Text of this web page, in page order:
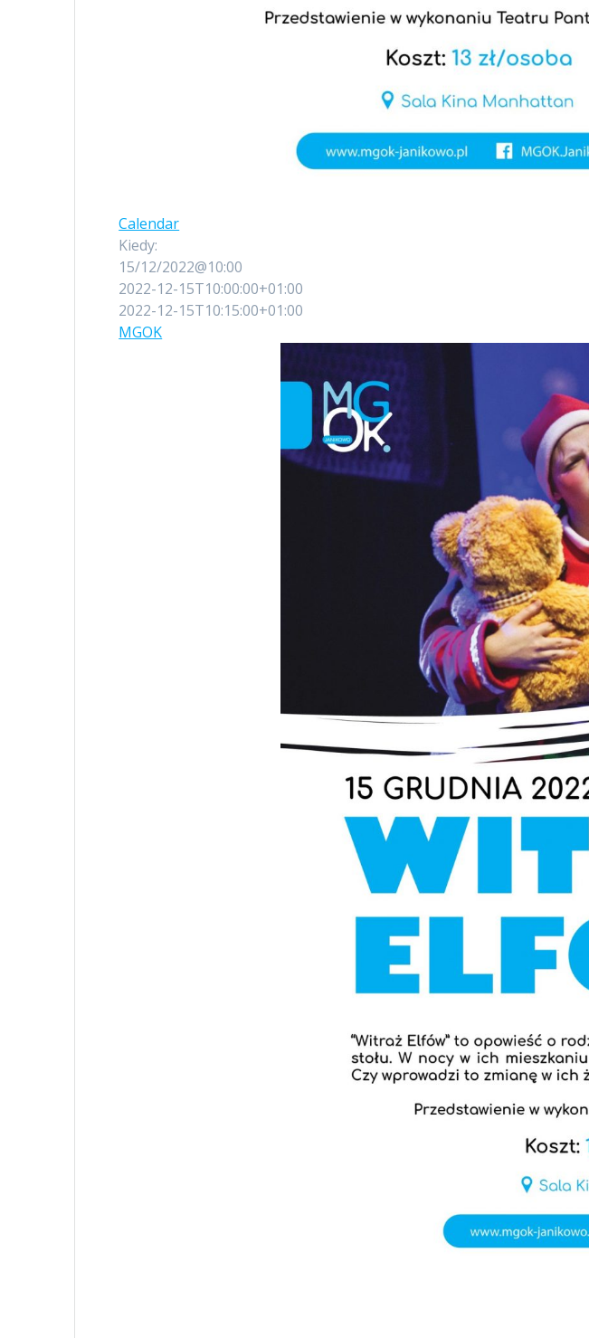
Calendar
Kiedy:
15/12/2022@10:00
2022-12-15T10:00:00+01:00
2022-12-15T10:15:00+01:00
MGOK